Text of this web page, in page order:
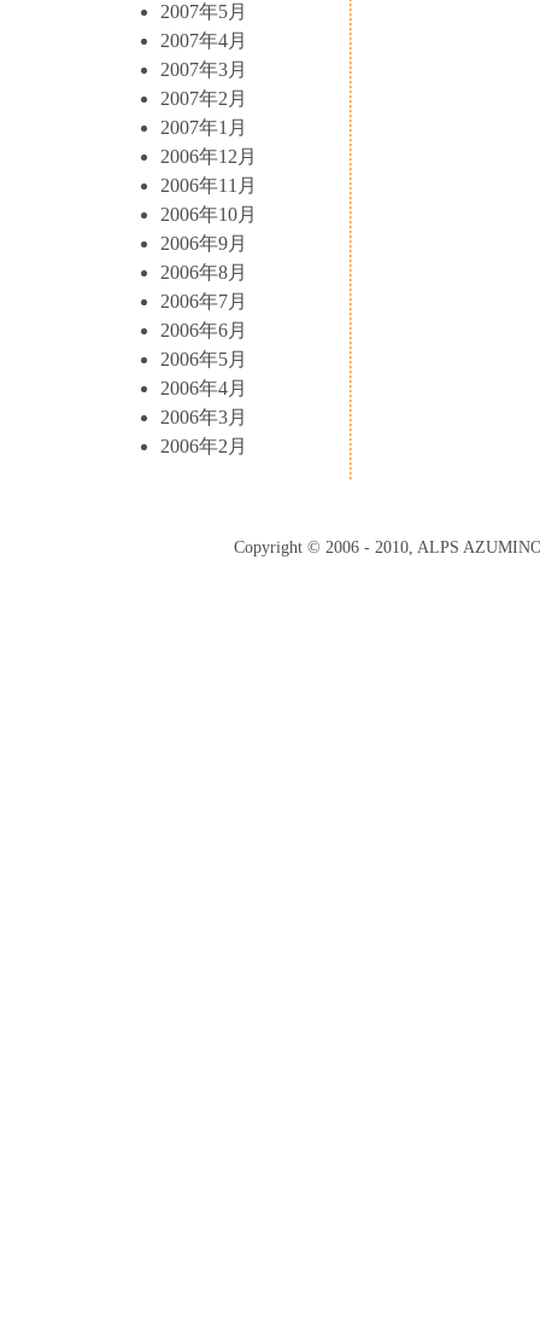
2007年5月
2007年4月
2007年3月
2007年2月
2007年1月
2006年12月
2006年11月
2006年10月
2006年9月
2006年8月
2006年7月
2006年6月
2006年5月
2006年4月
2006年3月
2006年2月
Copyright © 2006 - 2010, ALPS